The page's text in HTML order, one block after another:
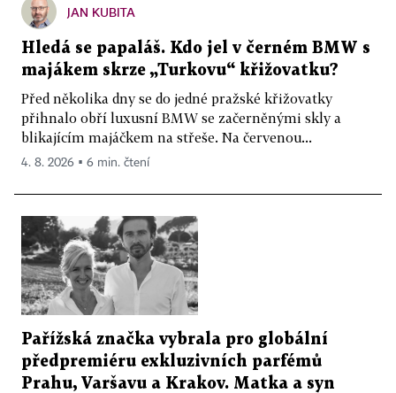
JAN KUBITA
Hledá se papaláš. Kdo jel v černém BMW s
majákem skrze „Turkovu“ křižovatku?
Před několika dny se do jedné pražské křižovatky
přihnalo obří luxusní BMW se začerněnými skly a
blikajícím majáčkem na střeše. Na červenou...
4. 8. 2026 ▪ 6 min. čtení
Pařížská značka vybrala pro globální
předpremiéru exkluzivních parfémů
Prahu, Varšavu a Krakov. Matka a syn